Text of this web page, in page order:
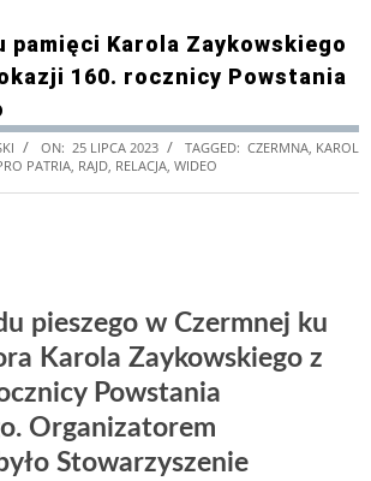
pamięci Karola Zaykowskiego
160. rocznicy Powstania
ON: 25 LIPCA 2023 TAGGED: CZERMNA KAROL
PATRIA RAJD RELACJA WIDEO
pieszego w Czermnej ku
Karola Zaykowskiego z
Powstania
Organizatorem
Stowarzyszenie